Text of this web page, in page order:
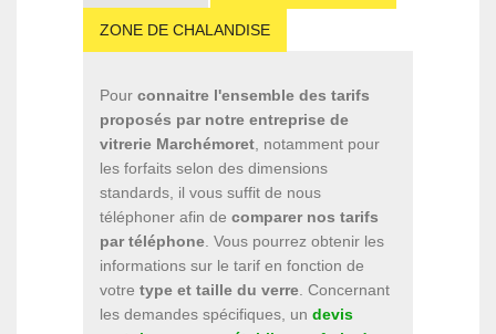
ZONE DE CHALANDISE
Pour connaitre l'ensemble des tarifs
proposés par notre entreprise de
vitrerie Marchémoret , notamment pour
les forfaits selon des dimensions
standards, il vous suffit de nous
téléphoner afin de comparer nos tarifs
par téléphone . Vous pourrez obtenir les
informations sur le tarif en fonction de
votre type et taille du verre . Concernant
les demandes spécifiques, un devis